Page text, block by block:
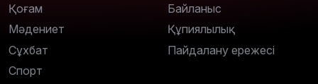
Қоғам
Мәдениет
Сұхбат
Спорт
Байланыс
Құпиялылық
Пайдалану ережесі